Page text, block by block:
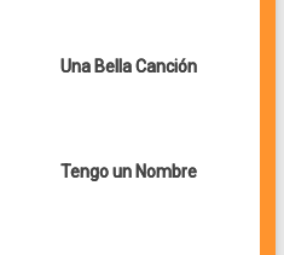
Una Bella Canción
Tengo un Nombre